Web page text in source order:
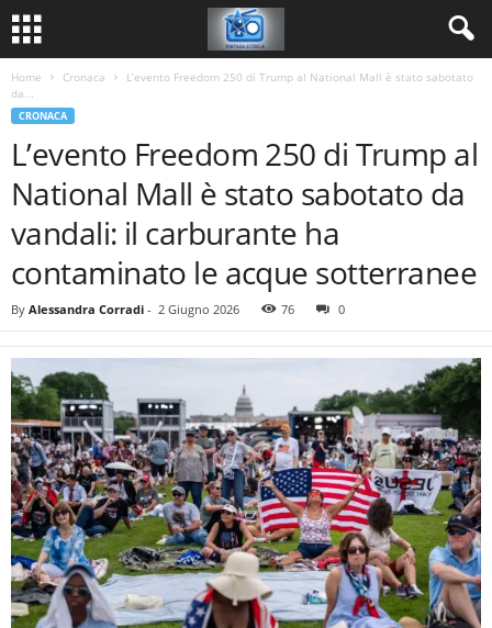
Home Cronaca
L’evento Freedom 250 di Trump al National Mall è stato sabotato
da...
CRONACA
L’evento Freedom 250 di Trump al
National Mall è stato sabotato da
vandali: il carburante ha
contaminato le acque sotterranee
By Alessandra Corradi - 2 Giugno 2026 76 0